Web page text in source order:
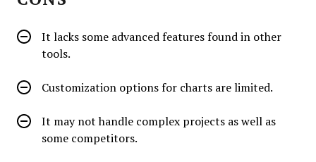
It lacks some advanced features found in other
tools.
Customization options for charts are limited.
It may not handle complex projects as well as
some competitors.